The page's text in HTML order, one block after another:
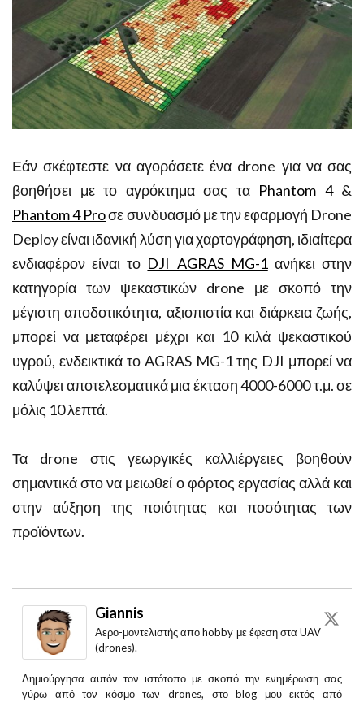
Εάν σκέφτεστε να αγοράσετε ένα drone για να σας
βοηθήσει με το αγρόκτημα σας τα Phantom 4&
Phantom 4 Proσε συνδυασμό με την εφαρμογή Drone
Deploy είναι ιδανική λύση για χαρτογράφηση, ιδιαίτερα
ενδιαφέρον είναι το DJI AGRAS MG-1ανήκει στην
κατηγορία των ψεκαστικών drone με σκοπό την
μέγιστη αποδοτικότητα, αξιοπιστία και διάρκεια ζωής,
μπορεί να μεταφέρει μέχρι και 10 κιλά ψεκαστικού
υγρού, ενδεικτικά το AGRAS MG-1 της DJI μπορεί να
καλύψει αποτελεσματικά μια έκταση 4000-6000 τ.μ. σε
μόλις 10 λεπτά.
Τα drone στις γεωργικές καλλιέργειες βοηθούν
σημαντικά στο να μειωθεί ο φόρτος εργασίας αλλά και
στην αύξηση της ποιότητας και ποσότητας των
προϊόντων.
Giannis
Aερο-μοντελιστής απο hobby με έφεση στα UAV
(drones).
Δημιούργησα αυτόν τον ιστότοπο με σκοπό την ενημέρωση σας
γύρω από τον κόσμο των drones, στο blog μου εκτός από